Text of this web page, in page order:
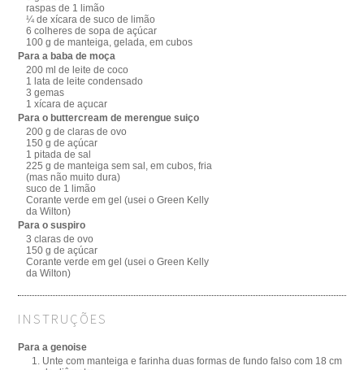
raspas de 1 limão
¼ de xícara de suco de limão
6 colheres de sopa de açúcar
100 g de manteiga, gelada, em cubos
Para a baba de moça
200 ml de leite de coco
1 lata de leite condensado
3 gemas
1 xícara de açucar
Para o buttercream de merengue suiço
200 g de claras de ovo
150 g de açúcar
1 pitada de sal
225 g de manteiga sem sal, em cubos, fria
(mas não muito dura)
suco de 1 limão
Corante verde em gel (usei o Green Kelly
da Wilton)
Para o suspiro
3 claras de ovo
150 g de açúcar
Corante verde em gel (usei o Green Kelly
da Wilton)
INSTRUÇÕES
Para a genoise
Unte com manteiga e farinha duas formas de fundo falso com 18 cm